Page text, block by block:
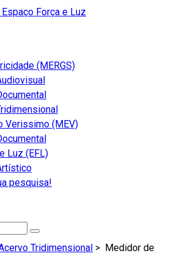
(MERGS)
Verissimo (MEV)
Luz (EFL)
pesquisa!
Tridimensional > Medidor de